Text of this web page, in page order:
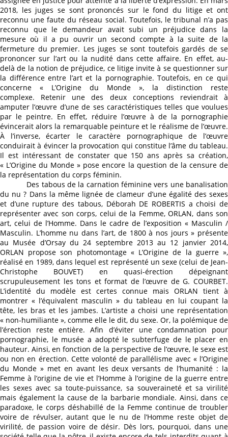
2018, les juges se sont prononcés sur le fond du litige et ont
reconnu une faute du réseau social. Toutefois, le tribunal n’a pas
reconnu que le demandeur avait subi un préjudice dans la
mesure où il a pu ouvrir un second compte à la suite de la
fermeture du premier. Les juges se sont toutefois gardés de se
prononcer sur l’art ou la nudité dans cette affaire. En effet, au-
delà de la notion de préjudice, ce litige invite à se questionner sur
la différence entre l’art et la pornographie. Toutefois, en ce qui
concerne « L’Origine du Monde », la distinction reste
complexe. Retenir une des deux conceptions reviendrait à
amputer l’œuvre d’une de ses caractéristiques telles que voulues
par le peintre. En effet, réduire l’œuvre à de la pornographie
évincerait alors la remarquable peinture et le réalisme de l’œuvre.
À l’inverse, écarter le caractère pornographique de l’œuvre
conduirait à évincer la provocation qui constitue l’âme du tableau.
Il est intéressant de constater que 150 ans après sa création,
« L’Origine du Monde » pose encore la question de la censure de
la représentation du corps féminin.
Des tabous de la carnation féminine vers une banalisation
du nu ? Dans la même lignée de clameur d’une égalité des sexes
et d’une rupture des tabous, Déborah DE ROBERTIS a choisi de
représenter avec son corps, celui de la Femme, ORLAN, dans son
art, celui de l’Homme. Dans le cadre de l’exposition « Masculin /
Masculin. L’homme nu dans l’art, de 1800 à nos jours » présente
au Musée d’Orsay du 24 septembre 2013 au 12 janvier 2014,
ORLAN propose son photomontage « L’Origine de la guerre »,
réalisé en 1989, dans lequel est représenté un sexe (celui de Jean-
Christophe BOUVET) en quasi-érection dépeignant
scrupuleusement les tons et format de l’œuvre de G. COURBET.
L’identité du modèle est certes connue mais ORLAN tient à
montrer « l’équivalent masculin » du tableau en lui coupant la
tête, les bras et les jambes. L’artiste a choisi une représentation
« non-humiliante », comme elle le dit, du sexe. Or, la polémique de
l’érection reste entière. Afin d’éviter une condamnation pour
pornographie, le musée a adopté le subterfuge de le placer en
hauteur. Ainsi, en fonction de la perspective de l’œuvre, le sexe est
ou non en érection. Cette volonté de parallélisme avec « l’Origine
du Monde » met en avant les deux versants de l’humanité : la
Femme à l’origine de vie et l’Homme à l’origine de la guerre entre
les sexes avec sa toute-puissance, sa souveraineté et sa virilité
mais également la cause de la barbarie mondiale. Ainsi, dans ce
paradoxe, le corps déshabillé de la Femme continue de troubler
voire de révulser, autant que le nu de l’Homme reste objet de
virilité, de passion voire de désir. Dès lors, pourquoi, dans une